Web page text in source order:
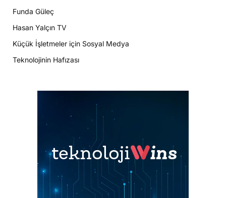
Funda Güleç
Hasan Yalçın TV
Küçük İşletmeler için Sosyal Medya
Teknolojinin Hafızası